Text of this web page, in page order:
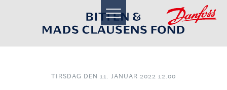
toggle
navigation
TIRSDAG DEN 11. JANUAR 2022 12.00